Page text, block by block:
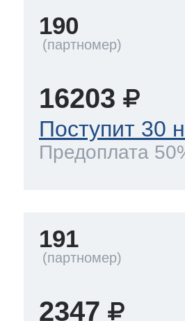
190
16203
Поступит 30
Предоплата
191
2347